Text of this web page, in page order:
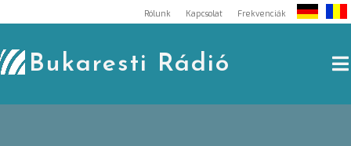
to
content
Rólunk Kapcsolat Frekvenciák
Bukaresti Rádió